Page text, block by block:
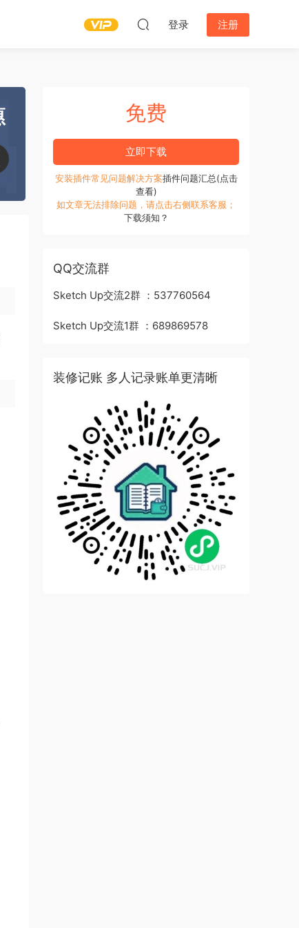
登录 注册
免费
立即下载
安装插件常见问题解决方案插件问题汇总(点击
查看)
如文章无法排除问题，请点击右侧联系客服；
下载须知？
QQ交流群
Sketch Up交流2群 ：537760564
Sketch Up交流1群 ：689869578
装修记账 多人记录账单更清晰